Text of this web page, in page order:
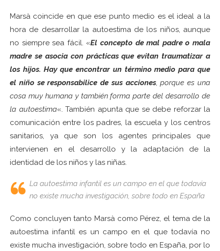
Marsà coincide en que ese punto medio es el ideal a la
hora de desarrollar la autoestima de los niños, aunque
no siempre sea fácil. «El concepto de mal padre o mala
madre se asocia con prácticas que evitan traumatizar a
los hijos. Hay que encontrar un término medio para que
el niño se responsabilice de sus acciones, porque es una
cosa muy humana y también forma parte del desarrollo de
la autoestima«. También apunta que se debe reforzar la
comunicación entre los padres, la escuela y los centros
sanitarios, ya que son los agentes principales que
intervienen en el desarrollo y la adaptación de la
identidad de los niños y las niñas.
La autoestima infantil es un campo en el que todavía
no existe mucha investigación, sobre todo en España
Como concluyen tanto Marsà como Pérez, el tema de la
autoestima infantil es un campo en el que todavía no
existe mucha investigación, sobre todo en España, por lo